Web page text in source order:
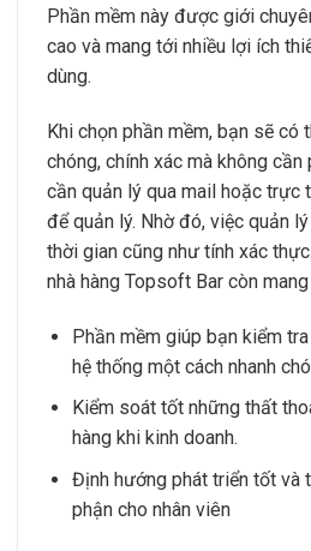
Phần mềm này được giới
cao và mang tới nhiều lợi ích
dùng.
Khi chọn phần mềm, bạn sẽ có
chóng, chính xác mà không
cần quản lý qua mail hoặc trực
để quản lý. Nhờ đó, việc quản
thời gian cũng như tính xác
nhà hàng Topsoft Bar còn
Phần mềm giúp bạn kiểm
hệ thống một cách nhanh
Kiểm soát tốt những thất
hàng khi kinh doanh.
Định hướng phát triển tốt và
phận cho nhân viên